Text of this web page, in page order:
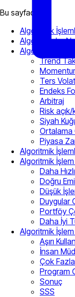
Bu sayfada
Algoritmik
Algo Islemler
Algoritmik İşlem
Trend
Ters
Endeks
Arbitraj
Risk açık/
Siyah
Ortalama
Piyasa
Algoritmik
Algoritmik İşlem
Daha
Doğru
Düşük
Duygular
Portföy
Daha İyi
Algoritmik
Aşırı
İnsan
Çok
Program
Sonuç
SSS